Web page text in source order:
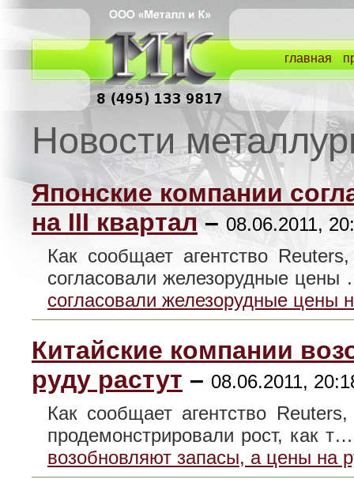
главная
Новости
Японские компании
на III квартал– 08.06.2011,
Как сообщает агентство
согласовали железорудные
согласовали железорудные цены
Китайские компании
руду растут – 08.06.2011,
Как сообщает агентство
продемонстрировали рост, как
возобновляют запасы, а цены на